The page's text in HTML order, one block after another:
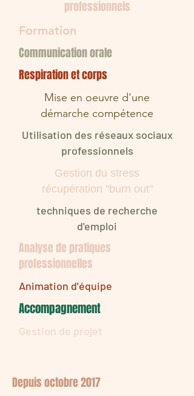
professionnels
Formation
Communication orale
Respiration et corps
Mise en oeuvre d'une
démarche compétence
Utilisation des réseaux sociaux
professionnels
Gestion du stress
récupération "burn out"
techniques de recherche
d'emploi
Analyse de pratiques
professionnelles
Animation d'équipe
Accompagnement
Gestion de projet
Depuis octobre 2017